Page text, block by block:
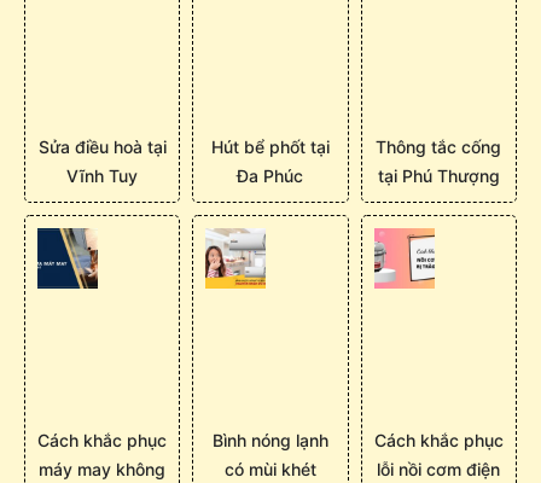
Sửa điều hoà tại
Vĩnh Tuy
Hút bể phốt tại
Đa Phúc
Thông tắc cống
tại Phú Thượng
Cách khắc phục
máy may không
Bình nóng lạnh
có mùi khét
Cách khắc phục
lỗi nồi cơm điện